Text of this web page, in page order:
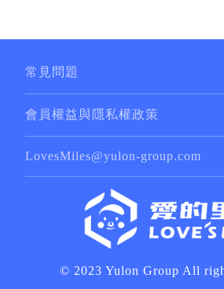
常見問題
會員權益與隱私權政策
LovesMiles@yulon-group.com
© 2023 Yulon Group All